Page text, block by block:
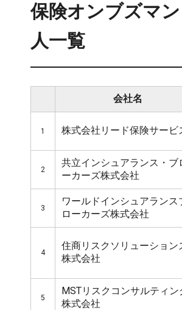
保険オンブズマ
人一覧
会社名
1 株式会社リード保険サービ
2
共立インシュアランス・ブ
ーカーズ株式会社
3
ワールドインシュアランス
ローカーズ株式会社
4
住商リスクソリューション
株式会社
5
MSTリスクコンサルティン
株式会社